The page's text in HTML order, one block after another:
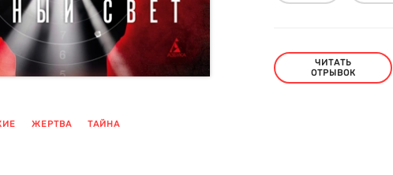
ЖЕРТВА
ТАЙНА
ЧИТАТЬ
ОТРЫВОК